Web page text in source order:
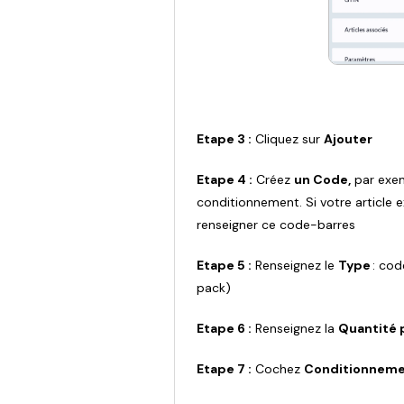
Etape 3 : Cliquez sur Ajouter
Etape 4 : Créez un Code,par
conditionnement. Si votre article
renseigner ce code-barres
Etape 5 : Renseignez le Type :
pack)
Etape 6 : Renseignez la Quantité
Etape 7 : Cochez